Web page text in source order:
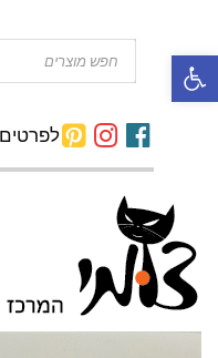
פתח סרגל נגישות
לפרטים